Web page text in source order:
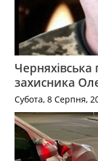
захисника
Субота, 8 Серпня,